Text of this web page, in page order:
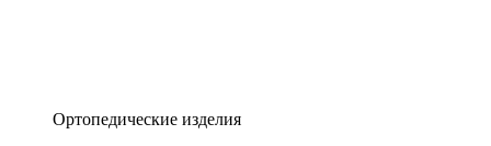
Ортопедические изделия